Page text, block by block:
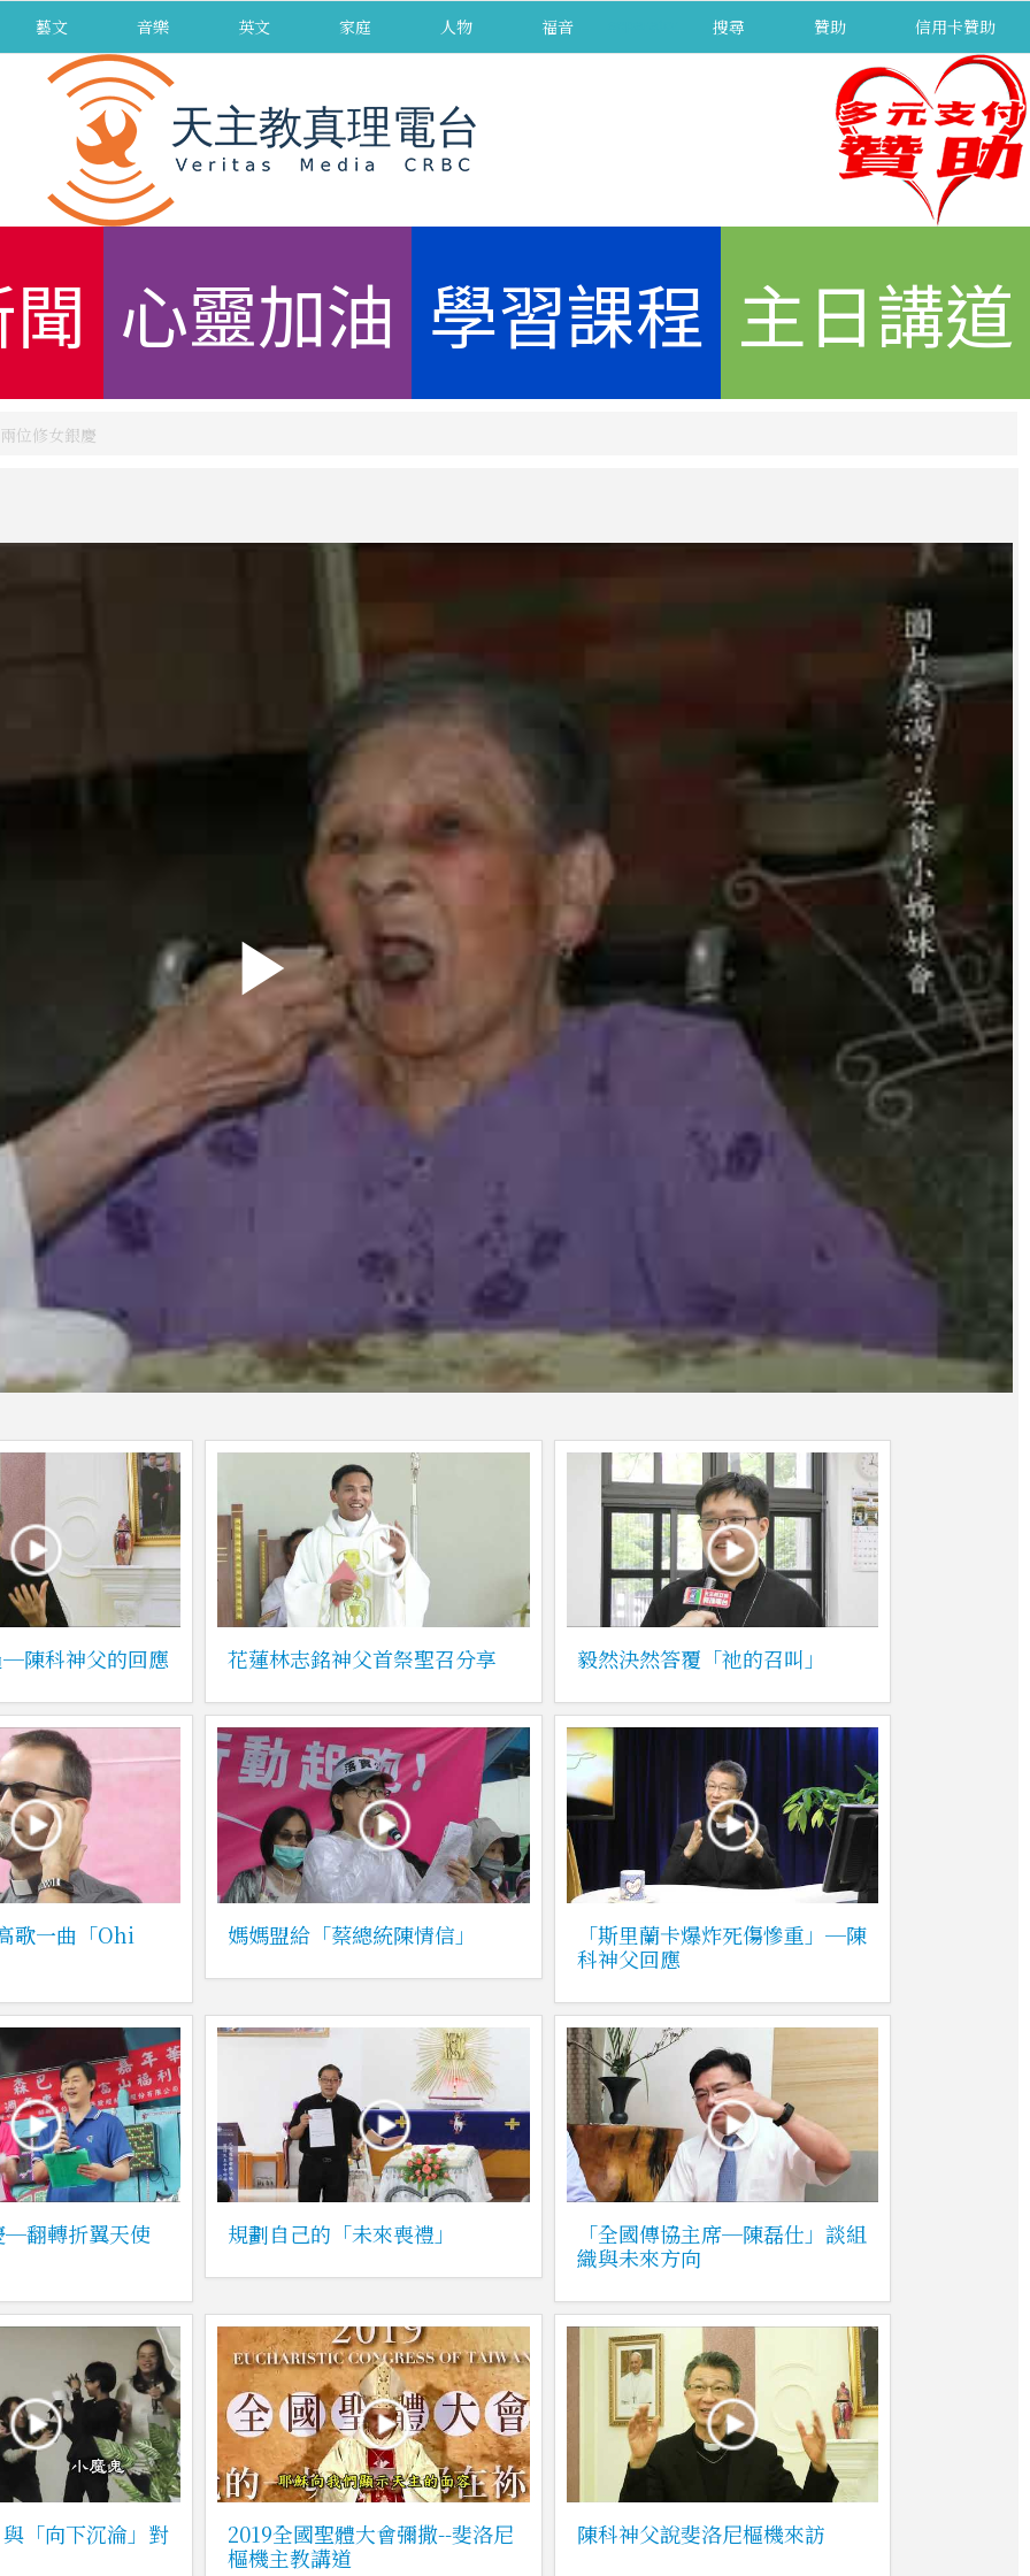
藝文 音樂 英文 家庭 人物 福音 搜尋 贊助 信用卡贊助
心靈加油 學習課程 主日講道
位修女銀慶
陳科神父的回應 花蓮林志銘神父首祭聖召分享 毅然決然答覆「祂的召叫」
歌一曲「Ohi 媽媽盟給「蔡總統陳情信」
「斯里蘭卡爆炸死傷慘重」─陳
科神父回應
─翻轉折翼天使 規劃自己的「未來喪禮」
「全國傳協主席─陳磊仕」談組
織與未來方向
「向下沉淪」對
2019全國聖體大會彌撒--斐洛尼
樞機主教講道
陳科神父說斐洛尼樞機來訪